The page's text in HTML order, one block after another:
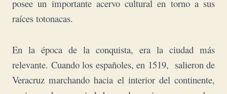
posee un importante acervo cultural en torno a sus
raíces totonacas.
En la época de la conquista, era la ciudad más
relevante. Cuando los españoles, en 1519, salieron de
Veracruz marchando hacia el interior del continente,